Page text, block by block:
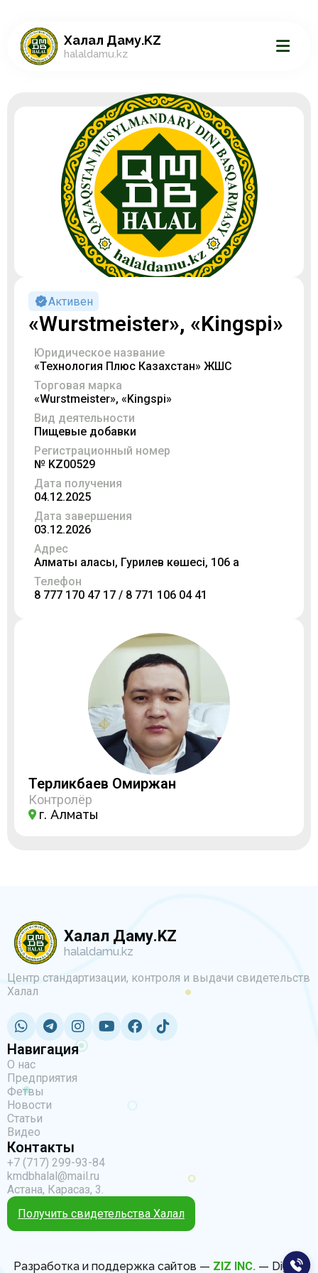
Халал Даму.KZ
halaldamu.kz
Активен
«Wurstmeister», «Kingspi»
Юридическое название
«Технология Плюс Казахстан» ЖШС
Торговая марка
«Wurstmeister», «Kingspi»
Вид деятельности
Пищевые добавки
Регистрационный номер
№ KZ00529
Дата получения
04.12.2025
Дата завершения
03.12.2026
Адрес
Алматы қаласы, Гурилев көшесі, 106 а
Телефон
8 777 170 47 17 / 8 771 106 04 41
Терликбаев Омиржан
Контролёр
г. Алматы
Халал Даму.KZ
halaldamu.kz
Центр стандартизации, контроля и выдачи свидетельств
Халал
Навигация
О нас
Предприятия
Фетвы
Новости
Статьи
Видео
Контакты
+7 (717) 299-93-84
kmdbhalal@mail.ru
Астана, Карасаз, 3.
Получить свидетельства Халал
Разработка и поддержка сайтов — ZIZ INC.— Digital